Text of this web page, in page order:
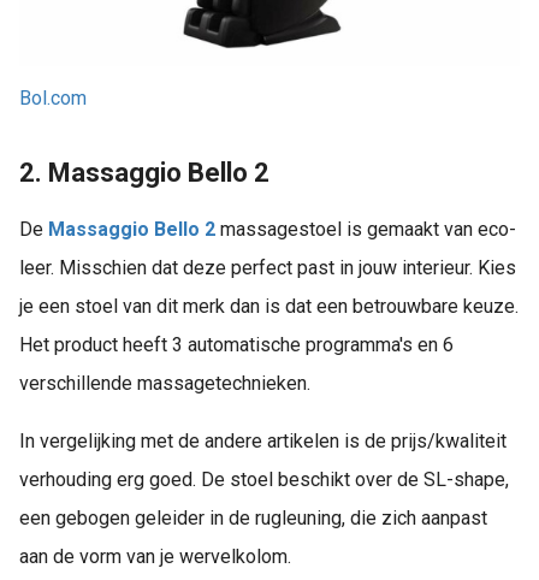
Bol.com
2. Massaggio Bello 2
De Massaggio Bello 2 massagestoel is gemaakt van eco-
leer. Misschien dat deze perfect past in jouw interieur. Kies
je een stoel van dit merk dan is dat een betrouwbare keuze.
Het product heeft 3 automatische programma's en 6
verschillende massagetechnieken.
In vergelijking met de andere artikelen is de prijs/kwaliteit
verhouding erg goed. De stoel beschikt over de SL-shape,
een gebogen geleider in de rugleuning, die zich aanpast
aan de vorm van je wervelkolom.